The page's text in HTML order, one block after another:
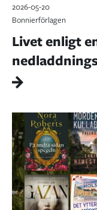
2026-05-20
Bonnierförlagen
Livet enligt